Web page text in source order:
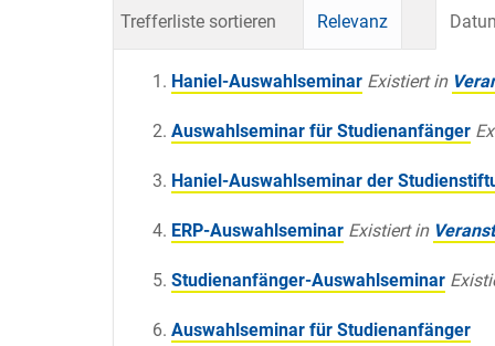
Trefferliste sortieren Relevanz
Haniel-Auswahlseminar Existiert in
Auswahlseminar für Studienanfänger
Haniel-Auswahlseminar der
ERP-Auswahlseminar Existiert in
Studienanfänger-Auswahlseminar
Auswahlseminar für Studienanfänger